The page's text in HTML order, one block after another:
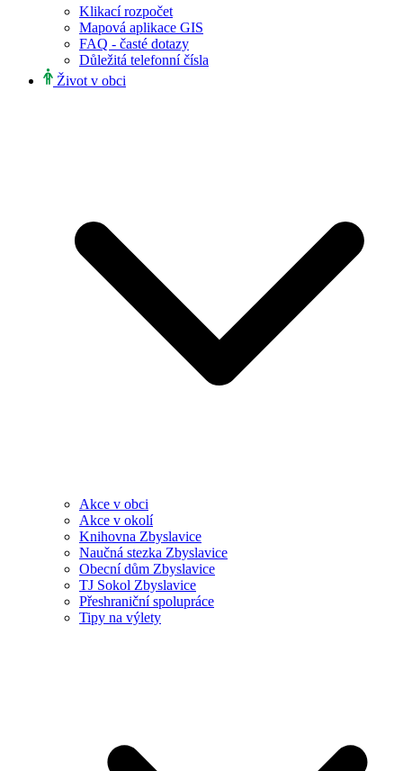
Klikací rozpočet
Mapová aplikace GIS
FAQ - časté dotazy
Důležitá telefonní čísla
Život v obci
Akce v obci
Akce v okolí
Knihovna Zbyslavice
Naučná stezka Zbyslavice
Obecní dům Zbyslavice
TJ Sokol Zbyslavice
Přeshraniční spolupráce
Tipy na výlety